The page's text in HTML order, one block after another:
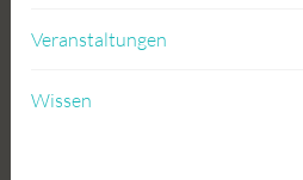
Veranstaltungen
Wissen